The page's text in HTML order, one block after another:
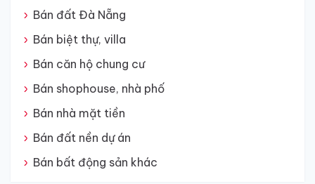
Bán đất Đà Nẵng
Bán biệt thự, villa
Bán căn hộ chung cư
Bán shophouse, nhà phố
Bán nhà mặt tiền
Bán đất nền dự án
Bán bất động sản khác